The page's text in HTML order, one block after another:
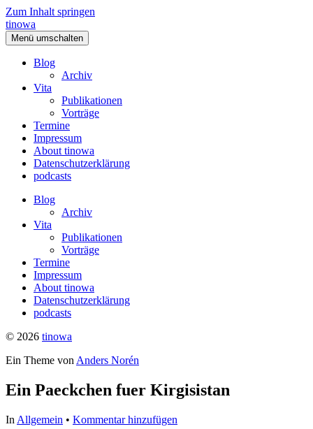
Zum Inhalt springen
tinowa
Menü umschalten
Blog
Archiv
Vita
Publikationen
Vorträge
Termine
Impressum
About tinowa
Datenschutzerklärung
podcasts
Blog
Archiv
Vita
Publikationen
Vorträge
Termine
Impressum
About tinowa
Datenschutzerklärung
podcasts
© 2026 tinowa
Ein Theme von Anders Norén
Ein Paeckchen fuer Kirgisistan
In Allgemein • Kommentar hinzufügen